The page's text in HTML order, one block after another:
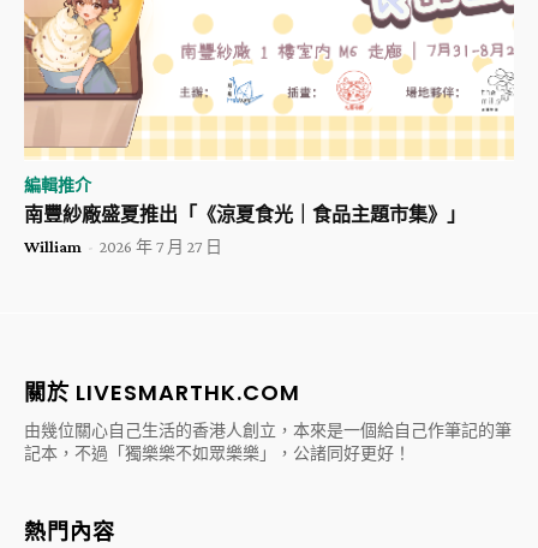
編輯推介
南豐紗廠盛夏推出「《涼夏食光｜食品主題市集》」
William - 2026 年 7 月 27 日
關於 LIVESMARTHK.COM
由幾位關心自己生活的香港人創立，本來是一個給自己作筆記的筆
記本，不過「獨樂樂不如眾樂樂」，公諸同好更好！
熱門內容